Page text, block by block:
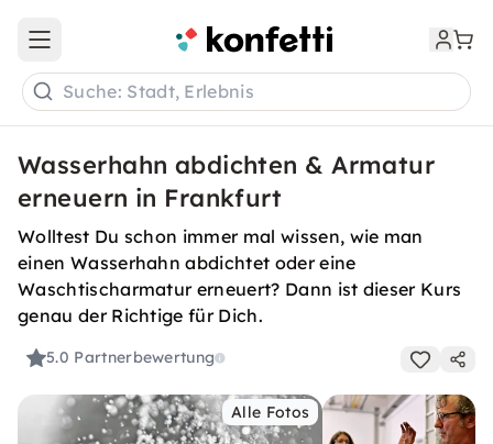
Open main menu
Suche: Stadt, Erlebnis
Wasserhahn abdichten & Armatur
erneuern in Frankfurt
Wolltest Du schon immer mal wissen, wie man
einen Wasserhahn abdichtet oder eine
Waschtischarmatur erneuert? Dann ist dieser Kurs
genau der Richtige für Dich.
5.0 Partnerbewertung
Alle Fotos